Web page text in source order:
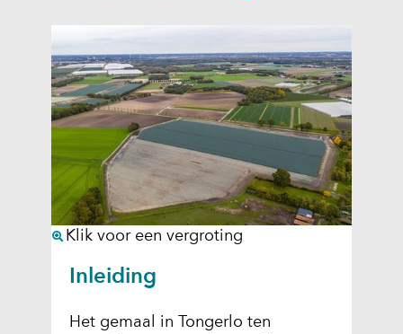
n
Klik voor een vergroting(
e
Inleiding
Het gemaal in Tongerlo ten